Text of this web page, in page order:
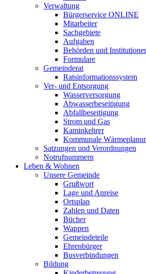
Verwaltung
Bürgerservice ONLINE
Mitarbeiter
Sachgebiete
Aufgaben
Behörden und
Formulare
Gemeinderat
Ratsinformationssystem
Ver- und Entsorgung
Wasserversorgung
Abwasserbeseitigung
Abfallbeseitigung
Strom und Gas
Kaminkehrer
Kommunale
Satzungen und Verordnungen
Notrufnummern
Leben & Wohnen
Unsere Gemeinde
Grußwort
Lage und Anreise
Ortsplan
Zahlen und Daten
Bücher
Wappen
Gemeindeteile
Ehrenbürger
Busverbindungen
Bildung